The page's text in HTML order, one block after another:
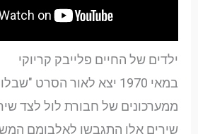
ילדים של החיים פלייבק קריוקי
במאי 1970 יצא לאור הסרט
ממערכונים של חבורת לול לצד
שירים אלו התגבשו לאלבומם